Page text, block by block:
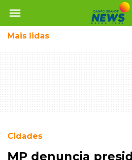
menu
Mais lidas
Cidades
MP denuncia